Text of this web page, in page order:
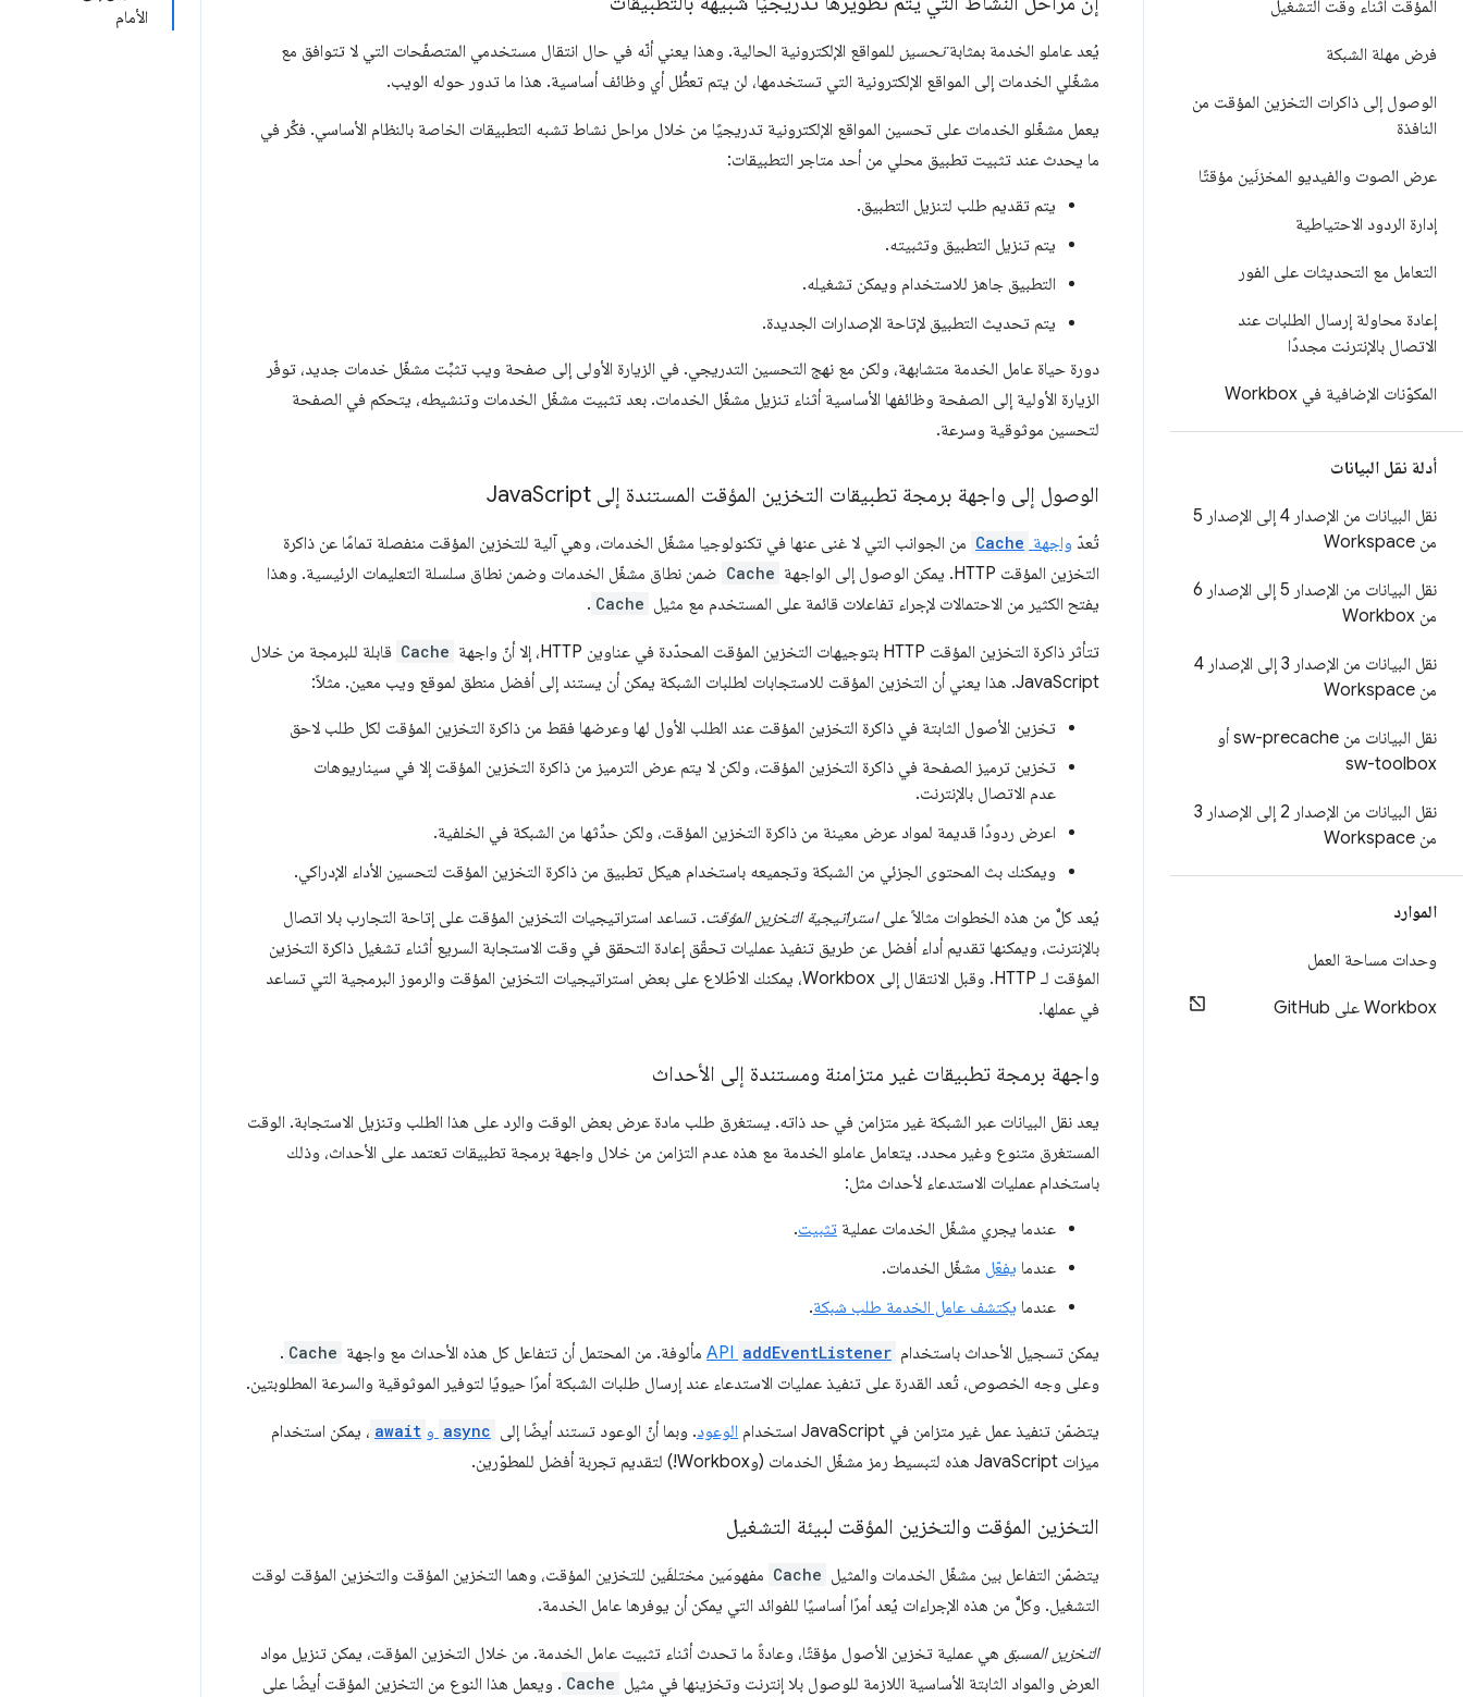
المؤقت أثناء وقت التشغيل
فرض مهلة الشبكة
الوصول إلى ذاكرات التخزين المؤقت من
النافذة
عرض الصوت والفيديو المخزنَين مؤقتًا
إدارة الردود الاحتياطية
التعامل مع التحديثات على الفور
إعادة محاولة إرسال الطلبات عند
الاتصال بالإنترنت مجددًا
المكوّنات الإضافية في Workbox
أدلة نقل البيانات
نقل البيانات من الإصدار 4 إلى الإصدار 5
من Workspace
نقل البيانات من الإصدار 5 إلى الإصدار 6
من Workbox
نقل البيانات من الإصدار 3 إلى الإصدار 4
من Workspace
نقل البيانات من sw-precache أو
sw-toolbox
نقل البيانات من الإصدار 2 إلى الإصدار 3
من Workspace
الموارد
وحدات مساحة العمل
Workbox على Git Hub
الأمام
يُعد عاملو الخدمة بمثابةتحسين للمواقع الإلكترونية الحالية. وهذا يعني أنّه في حال انتقال مستخدمي المتصفّحات التي لا تتوافق مع
مشغّلي الخدمات إلى المواقع الإلكترونية التي تستخدمها، لن يتم تعطُّل أي وظائف أساسية. هذا ما تدور حوله الويب.
يعمل مشغّلو الخدمات على تحسين المواقع الإلكترونية تدريجيًا من خلال مراحل نشاط تشبه التطبيقات الخاصة بالنظام الأساسي. فكِّر في
ما يحدث عند تثبيت تطبيق محلي من أحد متاجر التطبيقات:
يتم تقديم طلب لتنزيل التطبيق.
يتم تنزيل التطبيق وتثبيته.
التطبيق جاهز للاستخدام ويمكن تشغيله.
يتم تحديث التطبيق لإتاحة الإصدارات الجديدة.
دورة حياة عامل الخدمة متشابهة، ولكن مع نهج التحسين التدريجي. في الزيارة الأولى إلى صفحة ويب تثبِّت مشغّل خدمات جديد، توفّر
الزيارة الأولية إلى الصفحة وظائفها الأساسية أثناء تنزيل مشغّل الخدمات. بعد تثبيت مشغّل الخدمات وتنشيطه، يتحكم في الصفحة
لتحسين موثوقية وسرعة.
الوصول إلى واجهة برمجة تطبيقات التخزين المؤقت المستندة إلى Java Script
تُعدّ واجهة Cache من الجوانب التي لا غنى عنها في تكنولوجيا مشغّل الخدمات، وهي آلية للتخزين المؤقت منفصلة تمامًا عن ذاكرة
التخزين المؤقت HTTP. يمكن الوصول إلى الواجهة
Cache ضمن نطاق مشغّل الخدمات وضمن نطاق سلسلة التعليمات الرئيسية. وهذا
يفتح الكثير من الاحتمالات لإجراء تفاعلات قائمة على المستخدم مع مثيل Cache
.
تتأثر ذاكرة التخزين المؤقت HTTP بتوجيهات التخزين المؤقت المحدّدة في عناوين HTTP، إلا أنّ واجهة Cache قابلة للبرمجة من خلال
JavaScript. هذا يعني أن التخزين المؤقت للاستجابات لطلبات الشبكة يمكن أن يستند إلى أفضل منطق لموقع ويب معين. مثلاً:
تخزين الأصول الثابتة في ذاكرة التخزين المؤقت عند الطلب الأول لها وعرضها فقط من ذاكرة التخزين المؤقت لكل طلب لاحق
تخزين ترميز الصفحة في ذاكرة التخزين المؤقت، ولكن لا يتم عرض الترميز من ذاكرة التخزين المؤقت إلا في سيناريوهات
عدم الاتصال بالإنترنت.
اعرض ردودًا قديمة لمواد عرض معينة من ذاكرة التخزين المؤقت، ولكن حدِّثها من الشبكة في الخلفية.
ويمكنك بث المحتوى الجزئي من الشبكة وتجميعه باستخدام هيكل تطبيق من ذاكرة التخزين المؤقت لتحسين الأداء الإدراكي.
يُعد كلٌّ من هذه الخطوات مثالاً علىاستراتيجية التخزين المؤقت. تساعد استراتيجيات التخزين المؤقت على إتاحة التجارب بلا اتصال
بالإنترنت، ويمكنها تقديم أداء أفضل عن طريق تنفيذ عمليات تحقّق إعادة التحقق في وقت الاستجابة السريع أثناء تشغيل ذاكرة التخزين
المؤقت لـ HTTP. وقبل الانتقال إلى Workbox، يمكنك الاطّلاع على بعض استراتيجيات التخزين المؤقت والرموز البرمجية التي تساعد
في عملها.
واجهة برمجة تطبيقات غير متزامنة ومستندة إلى الأحداث
يعد نقل البيانات عبر الشبكة غير متزامن في حد ذاته. يستغرق طلب مادة عرض بعض الوقت والرد على هذا الطلب وتنزيل الاستجابة. الوقت
المستغرق متنوع وغير محدد. يتعامل عاملو الخدمة مع هذه عدم التزامن من خلال واجهة برمجة تطبيقات تعتمد على الأحداث، وذلك
باستخدام عمليات الاستدعاء لأحداث مثل:
عندما يجري مشغّل الخدمات عملية تثبيت.
عندما يفعّل مشغّل الخدمات.
عندما يكتشف عامل الخدمة طلب شبكة.
يمكن تسجيل الأحداث باستخدام addEventListener مألوفة. من المحتمل أن تتفاعل كل هذه الأحداث مع واجهة Cache
.
وعلى وجه الخصوص، تُعد القدرة على تنفيذ عمليات الاستدعاء عند إرسال طلبات الشبكة أمرًا حيويًا لتوفير الموثوقية والسرعة المطلوبتين.
يتضمّن تنفيذ عمل غير متزامن في JavaScript استخدام الوعود. وبما أنّ الوعود تستند أيضًا إلى async و await ، يمكن استخدام
ميزات JavaScript هذه لتبسيط رمز مشغّل الخدمات (وWorkbox!) لتقديم تجربة أفضل للمطوّرين.
التخزين المؤقت والتخزين المؤقت لبيئة التشغيل
يتضمّن التفاعل بين مشغّل الخدمات والمثيل Cache مفهومَين مختلفَين للتخزين المؤقت، وهما التخزين المؤقت والتخزين المؤقت لوقت
التشغيل. وكلٌّ من هذه الإجراءات يُعد أمرًا أساسيًا للفوائد التي يمكن أن يوفرها عامل الخدمة.
التخزين المسبق هي عملية تخزين الأصول مؤقتًا، وعادةً ما تحدث أثناء تثبيت عامل الخدمة. من خلال التخزين المؤقت، يمكن تنزيل مواد
العرض والمواد الثابتة الأساسية اللازمة للوصول بلا إنترنت وتخزينها في مثيل Cache . ويعمل هذا النوع من التخزين المؤقت أيضًا على